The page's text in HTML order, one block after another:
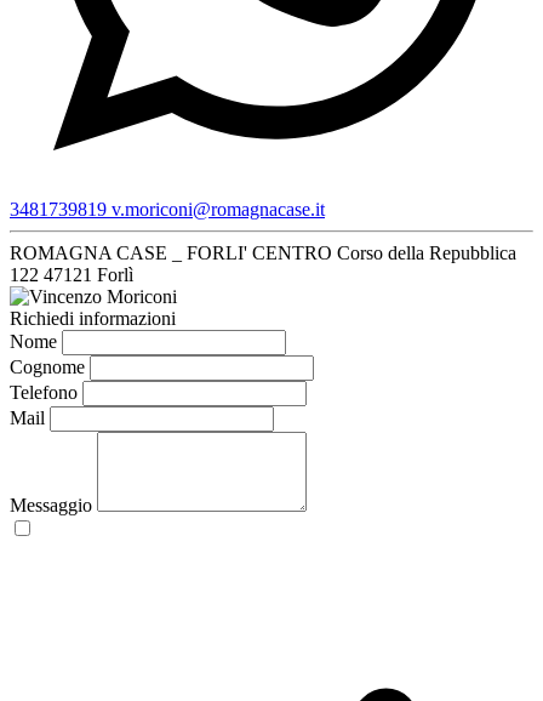
3481739819 v.moriconi@romagnacase.it
ROMAGNA CASE _ FORLI' CENTRO Corso della Repubblica
122 47121 Forlì
Richiedi informazioni
Nome
Cognome
Telefono
Mail
Messaggio